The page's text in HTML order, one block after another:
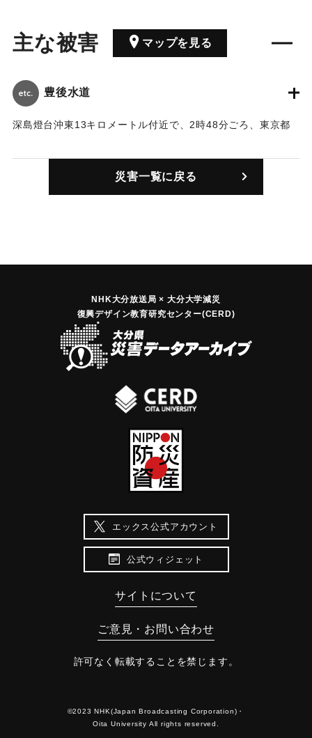
主な被害 マップを見る
豊後水道
深島燈台沖東13キロメートル付近で、2時48分ごろ、東京都
運搬船「日津丸」（499トン、5人乗組み）が衝突した。「日
津丸」は船首に穴があいたが、両船とも航行に支障はなかっ
災害一覧に戻る
NHK大分放送局 × 大分大学減災
復興デザイン教育研究センター(CERD)
エックス公式アカウント
公式ウィジェット
サイトについて
ご意見・お問い合わせ
許可なく転載することを禁じます。
©2023 NHK(Japan Broadcasting Corporation)・
Oita University All rights reserved.